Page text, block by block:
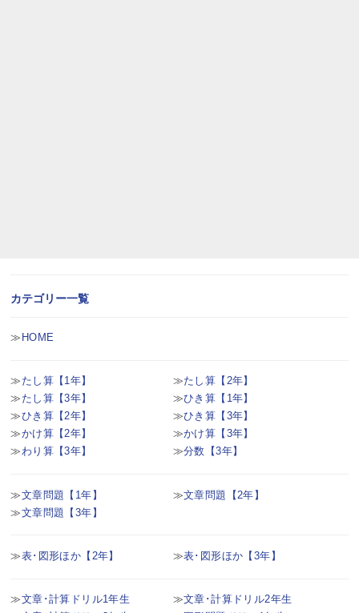
カテゴリー一覧
HOME
たし算【1年】
たし算【2年】
たし算【3年】
ひき算【1年】
ひき算【2年】
ひき算【3年】
かけ算【2年】
かけ算【3年】
わり算【3年】
分数【3年】
文章問題【1年】
文章問題【2年】
文章問題【3年】
表･図形ほか【2年】 表･図形ほか【3年】
文章･計算ドリル1年生
文章･計算ドリル2年生